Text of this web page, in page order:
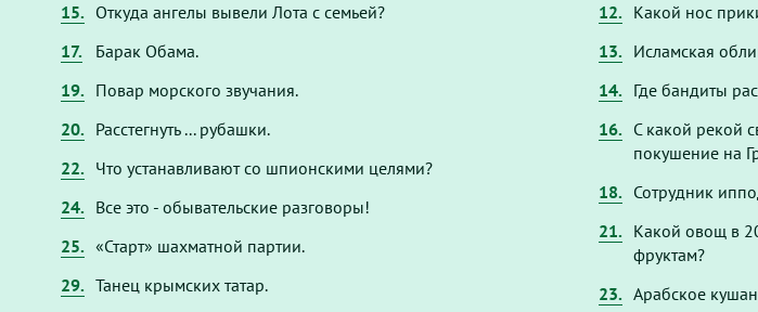
15. Откуда ангелы вывели Лота с семьей?
17.
Барак Обама.
19. Повар морского звучания.
20. Расстегнуть ... рубашки.
22. Что устанавливают со шпионскими целями?
24. Все это - обывательские разговоры!
25. «Старт» шахматной партии.
29. Танец крымских татар.
12. Какой нос
13. Исламская
14. Где бандиты
16. С какой рекой
покушение на
18. Сотрудник
21. Какой овощ в
фруктам?
23. Арабское